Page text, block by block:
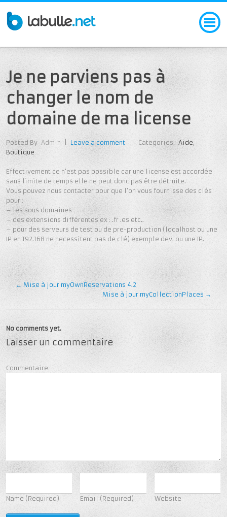
Je ne parviens pas à
changer le nom de
domaine de ma license
Posted By Admin | Leave a comment Categories: Aide,
Boutique
Effectivement ce n’est pas possible car une license est accordée
sans limite de temps elle ne peut donc pas être détruite.
Vous pouvez nous contacter pour que l’on vous fournisse des clés
pour :
– les sous domaines
– des extensions différentes ex : .fr .es etc..
– pour des serveurs de test ou de pre-production (localhost ou une
IP en 192.168 ne necessitent pas de clé) exemple dev.ou une IP.
←Mise à jour myOwnReservations 4.2
Mise à jour myCollectionPlaces→
No comments yet.
Laisser un commentaire
Commentaire
Name(Required) Email(Required) Website